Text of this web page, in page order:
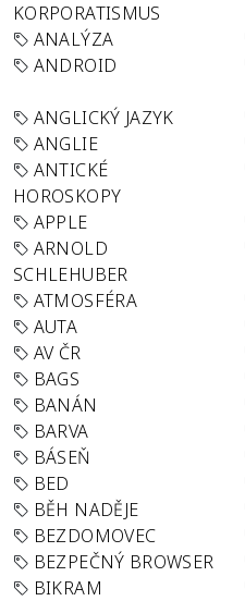
KORPORATISMUS
ANALÝZA
ANDROID
ANGLICKÝ JAZYK
ANGLIE
ANTICKÉ
HOROSKOPY
APPLE
ARNOLD
SCHLEHUBER
ATMOSFÉRA
AUTA
AV ČR
BAGS
BANÁN
BARVA
BÁSEŇ
BED
BĚH NADĚJE
BEZDOMOVEC
BEZPEČNÝ BROWSER
BIKRAM